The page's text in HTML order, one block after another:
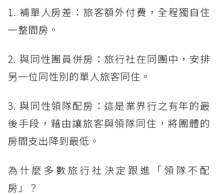
1. 補單人房差：旅客額外付費，全程獨自住
一整間房。
2. 與同性團員併房：旅行社在同團中，安排
另一位同性別的單人旅客同住。
3. 與同性領隊配房：這是業界行之有年的最
後手段，藉由讓旅客與領隊同住，將團體的
房間支出降到最低。
為什麼多數旅行社決定跟進「領隊不配
房」？